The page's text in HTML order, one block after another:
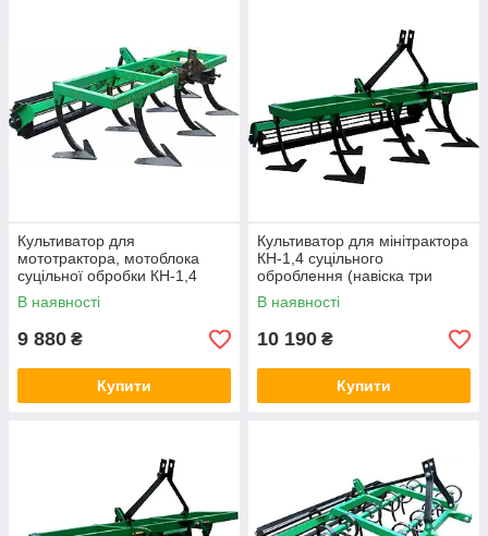
Культиватор для
мототрактора, мотоблока
суцільної обробки КН-1,4
В наявності
9 880 ₴
Купити
Культиватор для мінітрактора
КН-1,4 суцільного
оброблення (навіска три
точки)
В наявності
10 190 ₴
Купити